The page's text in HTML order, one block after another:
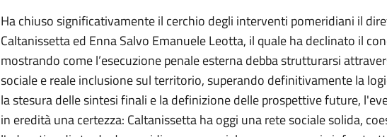
Ha chiuso significativamente il cerchio degli interventi pomeridiani il
Caltanissetta ed Enna Salvo Emanuele Leotta, il quale ha declinato il
mostrando come l’esecuzione penale esterna debba strutturarsi
sociale e reale inclusione sul territorio, superando definitivamente la
la stesura delle sintesi finali e la definizione delle prospettive future,
in eredità una certezza: Caltanissetta ha oggi una rete sociale solida,